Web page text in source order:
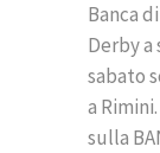
Banca
Derby
sabato
a
sulla